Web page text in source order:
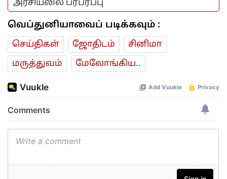
அரசியலில் பரபரப்பு
வெப்துனியாவைப் படிக்கவும் :
செய்திகள் ஜோ‌திட‌ம்
சினிமா
மரு‌த்துவ‌ம்
மேலோங்கிய..